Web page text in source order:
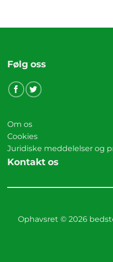
Følg oss
Om os
Cookies
Juridiske meddelelser og
Kontakt os
Ophavsret © 2026